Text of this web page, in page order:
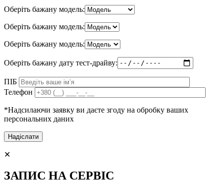
Оберіть бажану модель:
Оберіть бажану модель:
Оберіть бажану модель:
Оберіть бажану дату тест-драйву:
ПІБ
Телефон
*Надсилаючи заявку ви даєте згоду на обробку ваших
персональних даних
✕
ЗАПИС НА СЕРВІС